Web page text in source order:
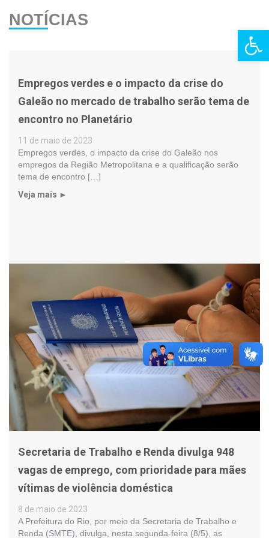
Barra de
NOTÍCIAS
Empregos verdes e o impacto da crise do
Galeão no mercado de trabalho serão tema de
encontro no Planetário
11 de maio de 2023
Empregos verdes, o impacto da crise do Galeão nos
empregos da Região Metropolitana e a qualificação serão
tema de encontro […]
Veja mais ►
Secretaria de Trabalho e Renda divulga 948
vagas de emprego, com prioridade para mães
vítimas de violência doméstica
8 de maio de 2023
A Prefeitura do Rio, por meio da Secretaria de Trabalho e
Renda (SMTE), divulga, nesta segunda-feira (8/5), as